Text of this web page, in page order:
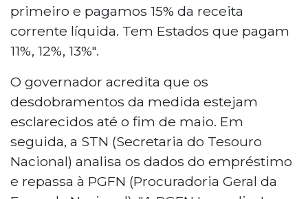
primeiro e pagamos 15% da receita
corrente líquida. Tem Estados que pagam
11%, 12%, 13%".
O governador acredita que os
desdobramentos da medida estejam
esclarecidos até o fim de maio. Em
seguida, a STN (Secretaria do Tesouro
Nacional) analisa os dados do empréstimo
e repassa à PGFN (Procuradoria Geral da